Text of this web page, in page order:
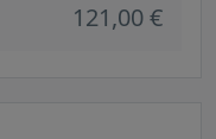
121,00 €